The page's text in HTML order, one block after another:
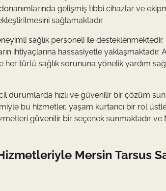
gelişmiş tıbbi cihazlar ve
sağlamaktadır.
sağlık personeli ile desteklenmektedir.
ihtiyaçlarına hassasiyetle
her türlü sağlık sorununa yönelik yardım
hızlı ve güvenilir bir çözüm
bu hizmetler, yaşam kurtarıcı bir rol
güvenilir bir seçenek sunmaktadır ve
Mersin Tarsus